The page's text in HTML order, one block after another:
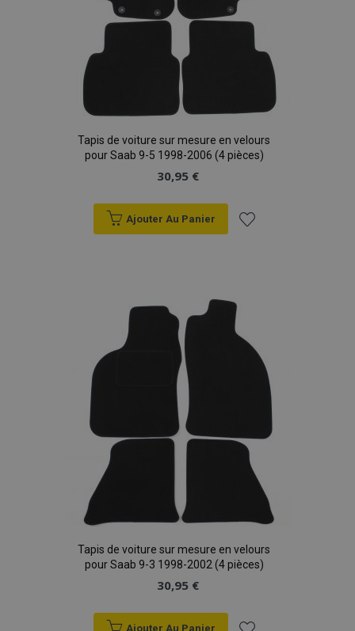
Tapis de voiture sur mesure en velours
pour Saab 9-5 1998-2006 (4 pièces)
30,95 €
Ajouter Au Panier
liste
d'achats
Tapis de voiture sur mesure en velours
pour Saab 9-3 1998-2002 (4 pièces)
30,95 €
Ajouter Au Panier